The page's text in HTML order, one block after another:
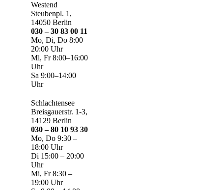
Westend
Steubenpl. 1,
14050 Berlin
030 – 30 83 00 11
Mo, Di, Do 8:00–
20:00 Uhr
Mi, Fr 8:00–16:00
Uhr
Sa 9:00–14:00
Uhr
Schlachtensee
Breisgauerstr. 1-3,
14129 Berlin
030 – 80 10 93 30
Mo, Do 9:30 –
18:00 Uhr
Di 15:00 – 20:00
Uhr
Mi, Fr 8:30 –
19:00 Uhr